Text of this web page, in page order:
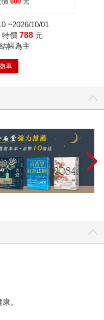
~2026/10/01
特價 788 元
帳為主
車
。